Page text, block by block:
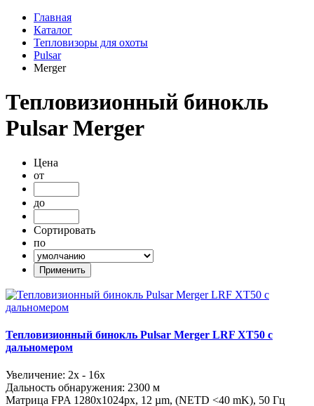
Главная
Каталог
Тепловизоры для охоты
Pulsar
Merger
Тепловизионный бинокль
Pulsar Merger
Цена
от
до
Сортировать
по
Тепловизионный бинокль Pulsar Merger LRF XT50 с
дальномером
Увеличение: 2x - 16x
Дальность обнаружения: 2300 м
Матрица FPA 1280х1024рх, 12 µm, (NETD <40 mK), 50 Гц